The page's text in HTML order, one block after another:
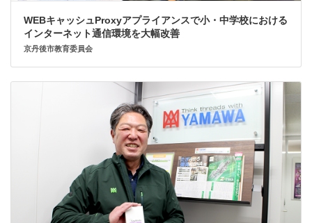
WEBキャッシュProxyアプライアンスで小・中学校における
インターネット通信環境を大幅改善
京丹後市教育委員会